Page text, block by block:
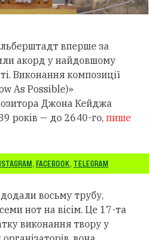
вперше за
акорд у найдовшому
Виконання композиції
As Possible)»
Джона Кейджа
років — до 2640-го, пише
, FACEBOOK, TELEGRAM
восьму трубу,
нот на вісім. Це 17-та
виконання твору у